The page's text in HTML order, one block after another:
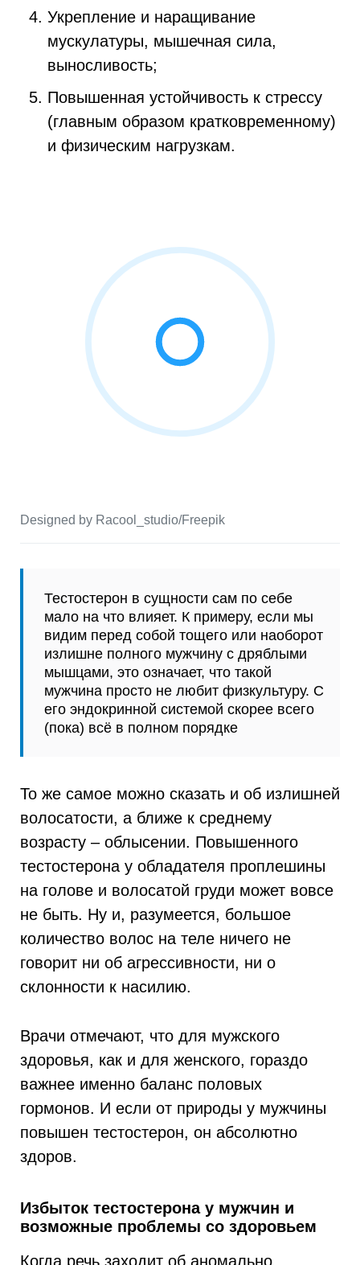
Укрепление и наращивание
мускулатуры, мышечная сила,
выносливость;
Повышенная устойчивость к стрессу
(главным образом кратковременному)
и физическим нагрузкам.
Designed by Racool_studio/Freepik
Тестостерон в сущности сам по себе
мало на что влияет. К примеру, если мы
видим перед собой тощего или наоборот
излишне полного мужчину с дряблыми
мышцами, это означает, что такой
мужчина просто не любит физкультуру. С
его эндокринной системой скорее всего
(пока) всё в полном порядке
То же самое можно сказать и об излишней
волосатости, а ближе к среднему
возрасту – облысении. Повышенного
тестостерона у обладателя проплешины
на голове и волосатой груди может вовсе
не быть. Ну и, разумеется, большое
количество волос на теле ничего не
говорит ни об агрессивности, ни о
склонности к насилию.
Врачи отмечают, что для мужского
здоровья, как и для женского, гораздо
важнее именно баланс половых
гормонов. И если от природы у мужчины
повышен тестостерон, он абсолютно
здоров.
Избыток тестостерона у мужчин и
возможные проблемы со здоровьем
Когда речь заходит об аномально